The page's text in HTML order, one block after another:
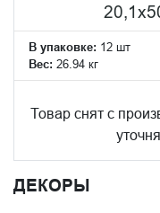
В упаковке: 12 шт
Вес: 26.94 кг
Товар снят с
ДЕКОРЫ